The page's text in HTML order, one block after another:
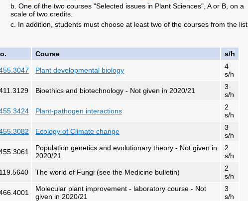
b. One of the two courses "Selected issues in Plant Sciences", A or B, on a
scale of two credits.
c. In addition, students must choose at least two of the courses from the list.
Course s/h
Plant developmental biology
4
s/h
Bioethics and biotechnology - Not given in 2020/21
3
s/h
Plant-pathogen interactions
2
s/h
Ecology of Climate change
3
s/h
Population genetics and evolutionary theory - Not given in
2020/21
2
s/h
The world of Fungi (see the Medicine bulletin)
2
s/h
Molecular plant improvement - laboratory course - Not
given in 2020/21
3
s/h